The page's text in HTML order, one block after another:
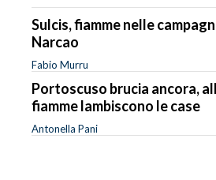
Sulcis, fiamme nelle
Narcao
Fabio Murru
Portoscuso brucia ancora,
fiamme lambiscono le case
Antonella Pani